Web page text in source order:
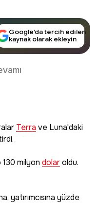
Google’da tercih edilen
kaynak olarak ekleyin
Terra ve Luna'daki
130 milyon dolaroldu.
yatırımcısına yüzde